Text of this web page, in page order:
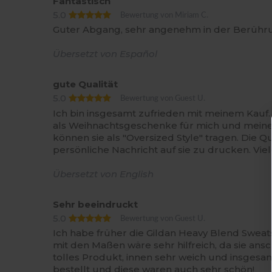
5.0
Guter Abgang, sehr angenehm in der
gute Qualität
5.0
Ich bin insgesamt zufrieden mit meinem
als Weihnachtsgeschenke für mich und
können sie als "Oversized Style" tragen. Die
persönliche Nachricht auf sie zu drucken.
Sehr beeindruckt
5.0
Ich habe früher die Gildan Heavy Blend
mit den Maßen wäre sehr hilfreich, da sie
tolles Produkt, innen sehr weich und
bestellt und diese waren auch sehr schön!